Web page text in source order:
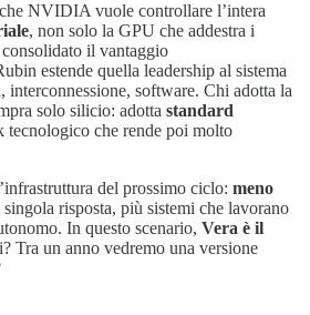
NVIDIA vuole controllare l’intera
, non solo la GPU che addestra i
il vantaggio
estende quella leadership al sistema
software. Chi adotta la
solo silicio: adotta standard
tecnologico che rende poi molto
del prossimo ciclo: meno
singola risposta, più sistemi che lavorano
In questo scenario, Vera è il
Tra un anno vedremo una versione